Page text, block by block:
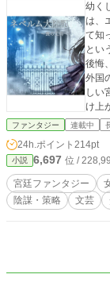
幼く
は、
て知
とい
後悔
外国
しい
け上
をい
陰謀
一般文
だれ？ 「ボンボンを召し上がったら？甘い
しょ
世紀
ち
ファンタジー 連載中
24h.ポイント 214pt
小説 6,697 位 /
宮廷ファンタジー
陰謀・策略
文芸